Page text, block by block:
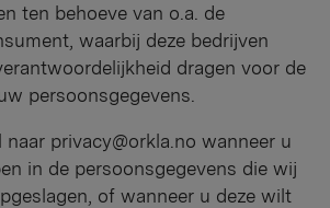
ten behoeve van o.a. de
waarbij deze bedrijven
dragen voor de
persoonsgegevens.
privacy@orkla.no wanneer u
in de persoonsgegevens die wij
of wanneer u deze wilt